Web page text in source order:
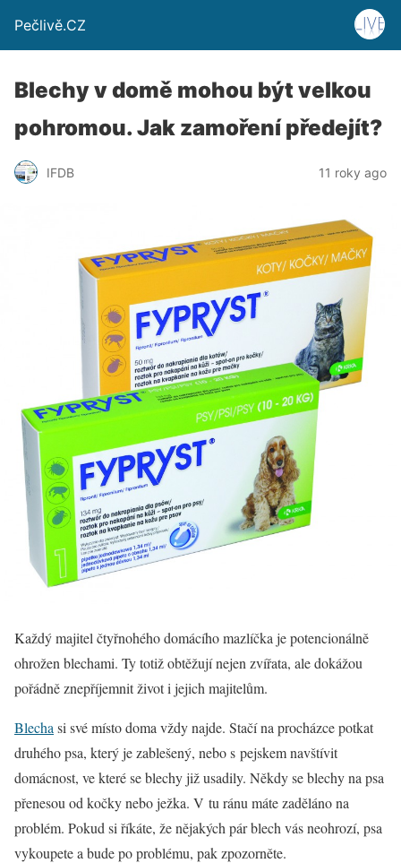
Pečlivě.CZ
Blechy v domě mohou být velkou
pohromou. Jak zamoření předejít?
IFDB 11 roky ago
Každý majitel čtyřnohého domácího mazlíčka je potencionálně
ohrožen blechami. Ty totiž obtěžují nejen zvířata, ale dokážou
pořádně znepříjemnit život i jejich majitelům.
Blecha si své místo doma vždy najde. Stačí na procházce potkat
druhého psa, který je zablešený, nebo s pejskem navštívit
domácnost, ve které se blechy již usadily. Někdy se blechy na psa
přenesou od kočky nebo ježka. V tu ránu máte zaděláno na
problém. Pokud si říkáte, že nějakých pár blech vás neohrozí, psa
vykoupete a bude po problému, pak zpozorněte.